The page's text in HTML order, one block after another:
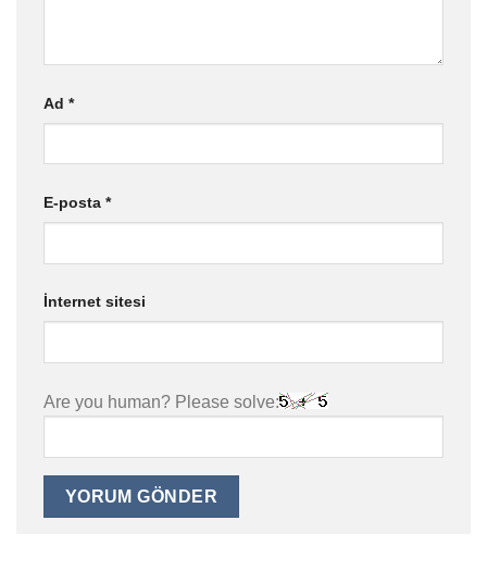
Ad *
E-posta *
İnternet sitesi
Are you human? Please solve: